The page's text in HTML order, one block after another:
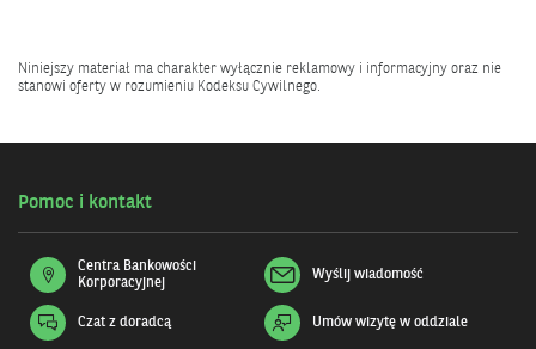
Niniejszy materiał ma charakter wyłącznie reklamowy i informacyjny oraz nie
stanowi oferty w rozumieniu Kodeksu Cywilnego.
Pomoc i kontakt
Centra Bankowości
Korporacyjnej
Wyślij wiadomość
Czat z doradcą
Otwiera
Umów wizytę w oddziale